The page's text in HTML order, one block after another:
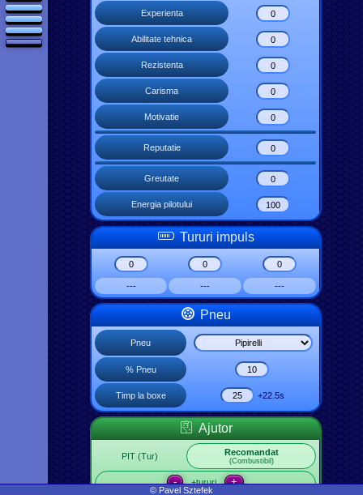
Experienta
Abilitate tehnica
Rezistenta
Carisma
Motivatie
Reputatie
Greutate
Energia pilotului
Tururi impuls
--- --- ---
Pneu
Pneu
% Pneu
Timp la boxe +22.5s
Ajutor
PIT (Tur) Recomandat
(Combustibil)
- +tururi +
© Pavel Sztefek